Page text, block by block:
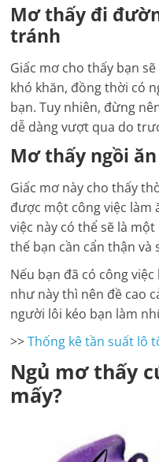
Mơ thấy đi
tránh
Giấc mơ cho thấy bạn
khó khăn, đồng thời có
bạn. Tuy nhiên, đừng
dễ dàng vượt qua do
Mơ thấy ngồi
Giấc mơ này cho thấy
được một công việc làm
việc này có thể sẽ là
thế bạn cần cẩn thận và
Nếu bạn đã có công
như này thì nên đề cao
người lôi kéo bạn làm
>>Thống kê tần suất lô
Ngủ mơ thấy
mấy?